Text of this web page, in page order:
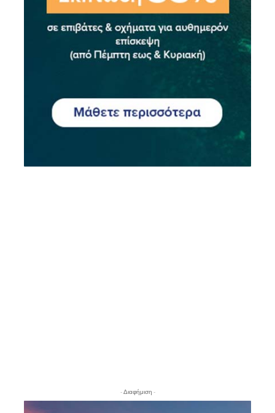
- Διαφήμιση -